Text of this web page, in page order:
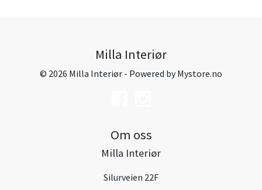
Milla Interiør
© 2026 Milla Interiør - Powered byMystore.no
Om oss
Milla Interiør
Silurveien 22F